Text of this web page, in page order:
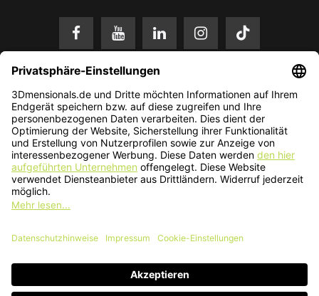
* Alle Preise in EUR inkl. gesetzl. Mehrwertsteuer zzgl. Versandkosten.
Änderungen und Irrtümer vorbehalten. Nur solange der Vorrat reicht.
© 2026 3Dmensionals / PONTIALIS GmbH & Co. KG - All Rights Reserved.​
Kundenbewertung